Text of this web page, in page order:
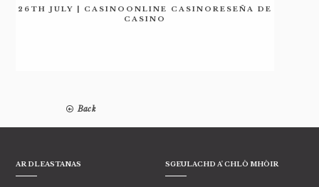
26TH JULY | CASINOONLINE CASINORESEÑA DE
CASINO
Back
AR DLEASTANAS SGEULACHD A' CHLÒ MHÒIR